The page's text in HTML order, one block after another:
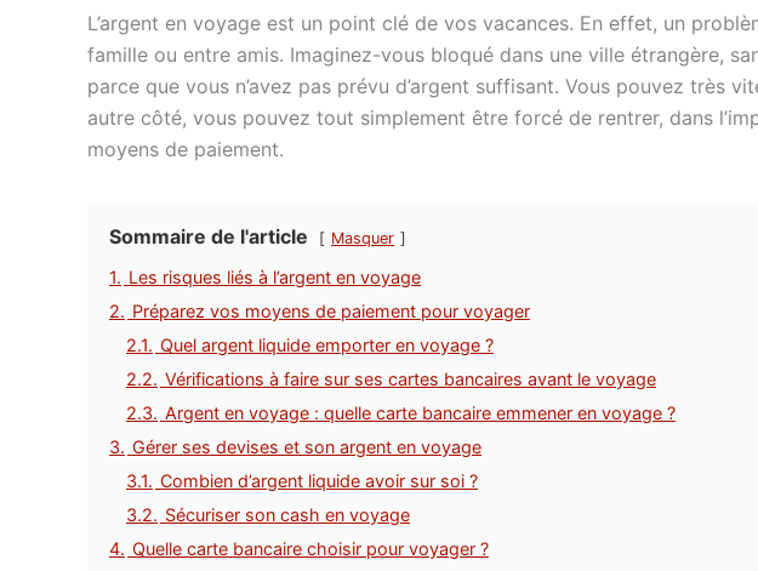
L’argent en voyage est un point clé de vos vacances. En effet, un
famille ou entre amis. Imaginez-vous bloqué dans une ville étrangère,
parce que vous n’avez pas prévu d’argent suffisant. Vous pouvez très
autre côté, vous pouvez tout simplement être forcé de rentrer, dans
moyens de paiement.
Sommaire de l'article Masquer
1. Les risques liés à l’argent en voyage
2. Préparez vos moyens de paiement pour voyager
2.1. Quel argent liquide emporter en voyage ?
2.2. Vérifications à faire sur ses cartes bancaires avant le voyage
2.3. Argent en voyage : quelle carte bancaire emmener en voyage ?
3. Gérer ses devises et son argent en voyage
3.1. Combien d’argent liquide avoir sur soi ?
3.2. Sécuriser son cash en voyage
4. Quelle carte bancaire choisir pour voyager ?